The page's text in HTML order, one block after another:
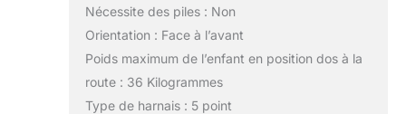
Nécessite des piles : Non
Orientation : Face à l’avant
Poids maximum de l’enfant en position dos à la
route : 36 Kilogrammes
Type de harnais : 5 point